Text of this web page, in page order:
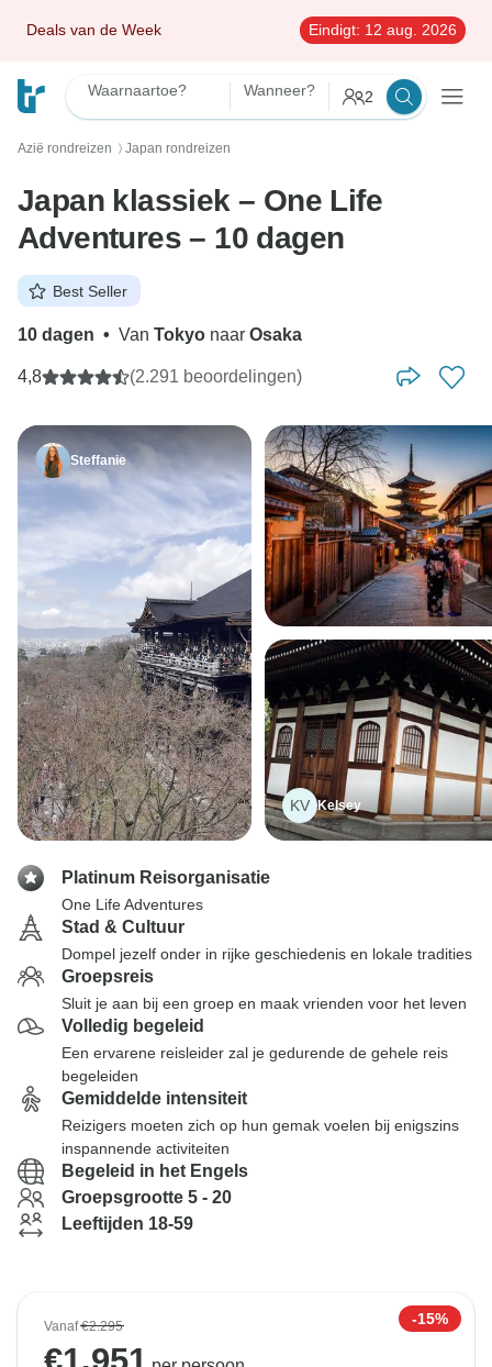
Deals van de Week Eindigt: 12 aug. 2026
Waarnaartoe? Wanneer? 2
Azië rondreizen 〉 Japan rondreizen
Japan klassiek – One Life
Adventures – 10 dagen
Best Seller
10 dagen • Van Tokyo naar Osaka
4,8 (2.291 beoordelingen)
Steffanie
KV Kelsey
Platinum Reisorganisatie
One Life Adventures
Stad & Cultuur
Dompel jezelf onder in rijke geschiedenis en lokale tradities
Groepsreis
Sluit je aan bij een groep en maak vrienden voor het leven
Volledig begeleid
Een ervarene reisleider zal je gedurende de gehele reis
begeleiden
Gemiddelde intensiteit
Reizigers moeten zich op hun gemak voelen bij enigszins
inspannende activiteiten
Begeleid in het Engels
Groepsgrootte 5 - 20
Leeftijden 18-59
Vanaf€2.295 -15%